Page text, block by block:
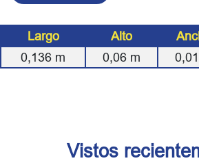
Largo Alto
0,136 m 0,06 m 0,01
Vistos